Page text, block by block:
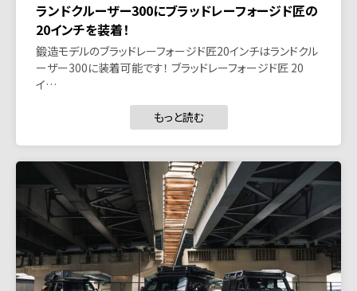
ランドクルーザー300にブラッドレーフォージド匠の
20インチを装着！
鍛造モデルのブラッドレーフォージド匠20インチはランドクル
ーザー300に装着可能です！ ブラッドレーフォージド匠 20
イ…
もっと読む